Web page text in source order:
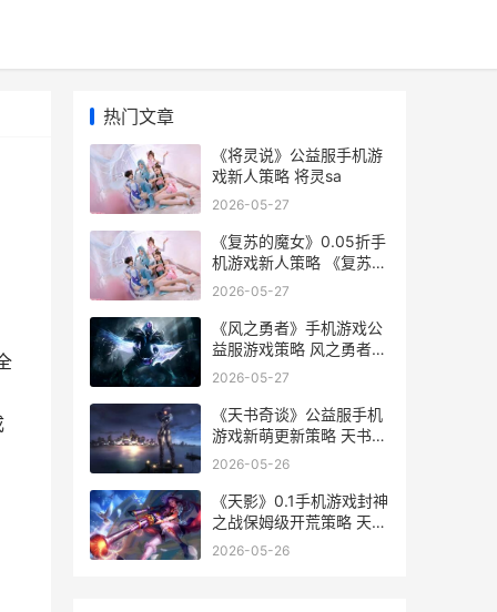
热门文章
《将灵说》公益服手机游
戏新人策略 将灵sa
2026-05-27
《复苏的魔女》0.05折手
机游戏新人策略 《复苏的
魔女》免费阅读
2026-05-27
《风之勇者》手机游戏公
益服游戏策略 风之勇者套
装怎么获得
2026-05-27
《天书奇谈》公益服手机
游戏新萌更新策略 天书奇
谈天书
2026-05-26
《天影》0.1手机游戏封神
之战保姆级开荒策略 天影
手游
2026-05-26